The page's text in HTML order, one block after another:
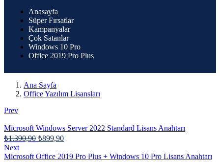
Anasayfa
Süper Fırsatlar
Kampanyalar
Çok Satanlar
Windows 10 Pro
Office 2019 Pro Plus
Ana Sayfa
Office Yazılım Lisansları
Prev
Microsoft Windows Server 2022 Standard Lisans Anahtarı
₺1.390,90 ₺899,90
Next
Microsoft Office 2019 Pro Plus + Windows 10 Pro Lisans Anahtarı